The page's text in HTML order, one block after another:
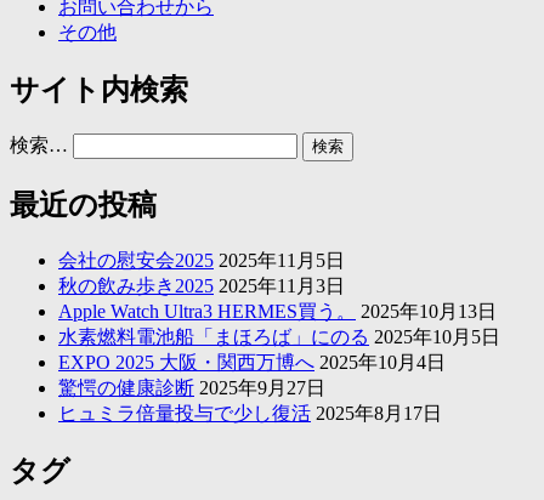
お問い合わせから
その他
サイト内検索
検索…
最近の投稿
会社の慰安会2025 2025年11月5日
秋の飲み歩き2025 2025年11月3日
Apple Watch Ultra3 HERMES買う。
2025年10月13日
水素燃料電池船「まほろば」にのる 2025年10月5日
EXPO 2025 大阪・関西万博へ 2025年10月4日
驚愕の健康診断 2025年9月27日
ヒュミラ倍量投与で少し復活 2025年8月17日
タグ